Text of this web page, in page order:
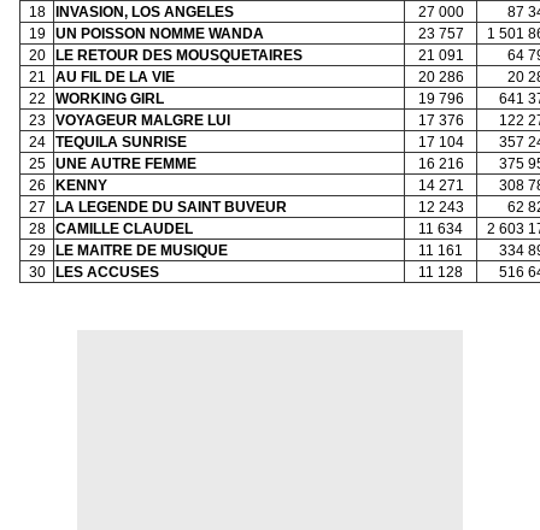
18
INVASION, LOS ANGELES 27 000
87
19
UN POISSON NOMME WANDA 23 757
1 501
20
LE RETOUR DES MOUSQUETAIRES 21 091
64
21
AU FIL DE LA VIE 20 286
20
22
WORKING GIRL 19 796
641
23
VOYAGEUR MALGRE LUI 17 376
122
24
TEQUILA SUNRISE 17 104
357
25
UNE AUTRE FEMME 16 216
375
26
KENNY 14 271
308
27
LA LEGENDE DU SAINT BUVEUR 12 243
62
28
CAMILLE CLAUDEL 11 634
2 603
29
LE MAITRE DE MUSIQUE 11 161
334
30
LES ACCUSES 11 128 516